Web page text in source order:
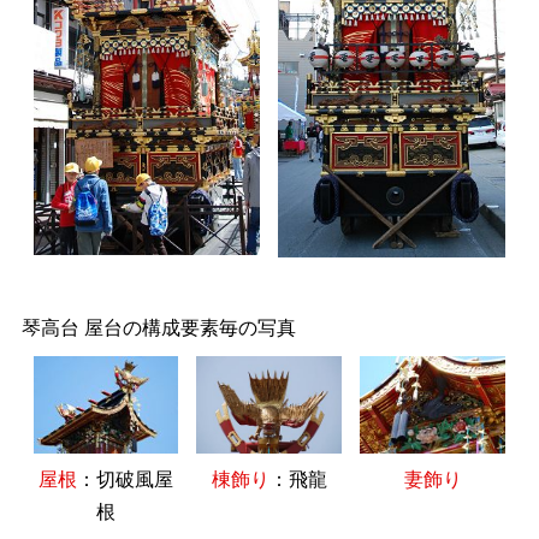
琴高台 屋台の構成要素毎の写真
屋根 ：切破風屋
根
棟飾り ：飛龍 妻飾り